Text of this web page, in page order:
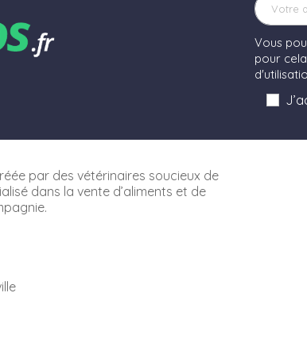
Vous
pour
par des vétérinaires soucieux de
dans la vente d’aliments et de